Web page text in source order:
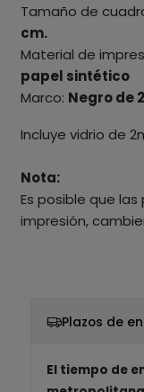
Tamaño de
cm.
Material de
papel sintético
Marco: Negro de
Incluye vidrio de
Nota:
Es posible que
impresión,
Plazos de
El tiempo de